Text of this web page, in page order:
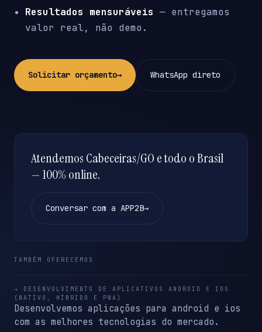
Resultados mensuráveis — entregamos
valor real, não demo.
Solicitar orçamento→ WhatsApp direto
Atendemos Cabeceiras/GO e todo o Brasil
— 100% online.
Conversar com a APP2B→
TAMBÉM OFERECEMOS
→ DESENVOLVIMENTO DE APLICATIVOS ANDROID E IOS
(NATIVO, HÍBRIDO E PWA)
Desenvolvemos aplicações para android e ios
com as melhores tecnologias do mercado.